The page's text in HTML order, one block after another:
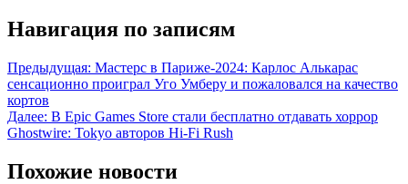
Навигация по записям
Предыдущая: Мастерс в Париже-2024: Карлос Алькарас
сенсационно проиграл Уго Умберу и пожаловался на качество
кортов
Далее: В Epic Games Store стали бесплатно отдавать хоррор
Ghostwire: Tokyo авторов Hi-Fi Rush
Похожие новости